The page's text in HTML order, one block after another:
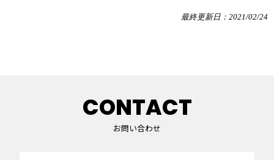
最終更新日：2021/02/24
CONTACT
お問い合わせ